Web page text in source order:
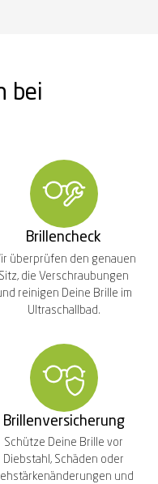
bei
Brillencheck
überprüfen den genauen
Sitz, die Verschraubungen
reinigen Deine Brille im
Ultraschallbad.
Brillenversicherung
Schütze Deine Brille vor
Diebstahl, Schäden oder
und